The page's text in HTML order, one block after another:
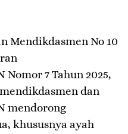
Mendikdasmen No 10
7 Tahun 2025,
dan
mendorong
khususnya ayah